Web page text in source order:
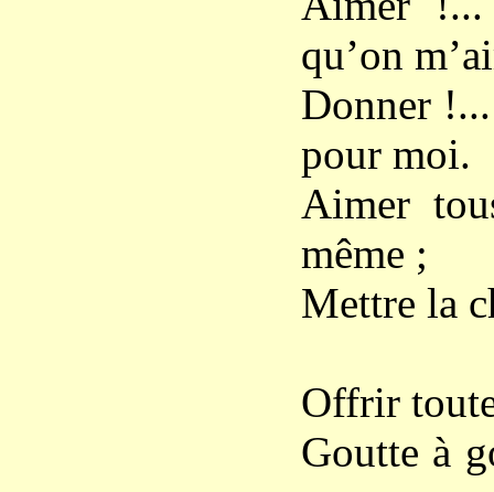
qu’on
Donner
pour moi.
Aimer
même ;
Mettre la
Offrir
Goutte à